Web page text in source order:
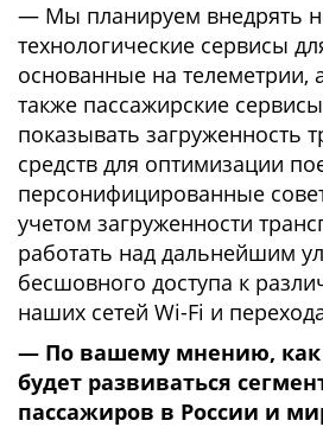
— Мы планируем внедрять
технологические сервисы
основанные на телеметрии,
также пассажирские
показывать загруженность
средств для оптимизации
персонифицированные
учетом загруженности
работать над дальнейшим
бесшовного доступа к
наших сетей Wi-Fi и
— По вашему мнению, как
будет развиваться
пассажиров в России и